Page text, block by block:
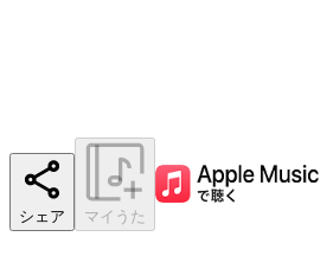
シェア マイうた